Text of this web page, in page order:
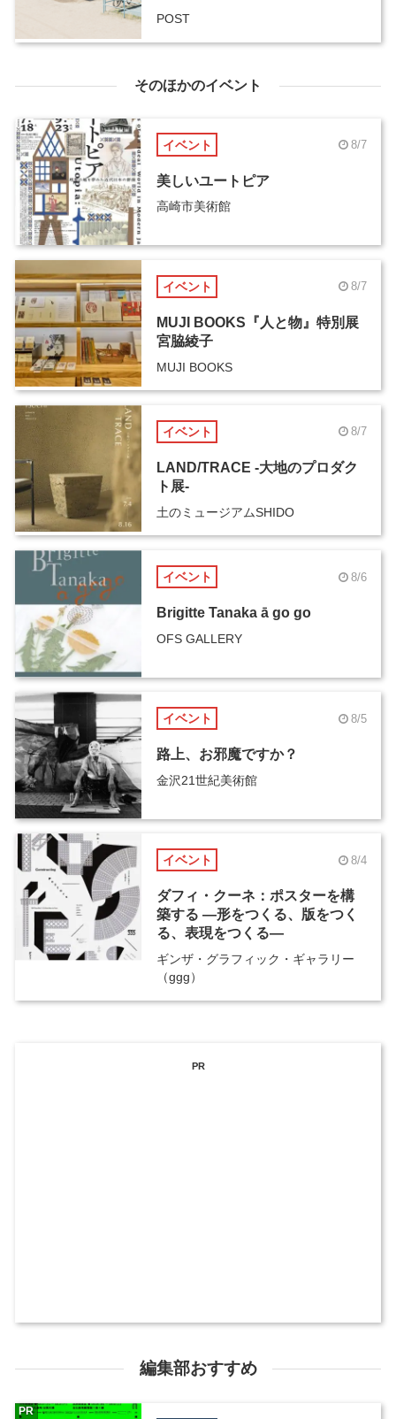
POST
そのほかのイベント
イベント 8/7
美しいユートピア
高崎市美術館
イベント 8/7
MUJI BOOKS『人と物』特別展
宮脇綾子
MUJI BOOKS
イベント 8/7
LAND/TRACE -大地のプロダク
ト展-
土のミュージアムSHIDO
イベント 8/6
Brigitte Tanaka ā go go
OFS GALLERY
イベント 8/5
路上、お邪魔ですか？
金沢21世紀美術館
イベント 8/4
ダフィ・クーネ：ポスターを構
築する ―形をつくる、版をつく
る、表現をつくる―
ギンザ・グラフィック・ギャラリー
（ggg）
PR
編集部おすすめ
PR